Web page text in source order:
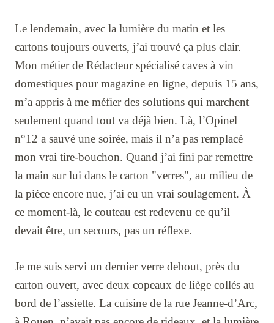
Le lendemain, avec la lumière du matin et les
cartons toujours ouverts, j’ai trouvé ça plus clair.
Mon métier de Rédacteur spécialisé caves à vin
domestiques pour magazine en ligne, depuis 15 ans,
m’a appris à me méfier des solutions qui marchent
seulement quand tout va déjà bien. Là, l’Opinel
n°12 a sauvé une soirée, mais il n’a pas remplacé
mon vrai tire-bouchon. Quand j’ai fini par remettre
la main sur lui dans le carton "verres", au milieu de
la pièce encore nue, j’ai eu un vrai soulagement. À
ce moment-là, le couteau est redevenu ce qu’il
devait être, un secours, pas un réflexe.
Je me suis servi un dernier verre debout, près du
carton ouvert, avec deux copeaux de liège collés au
bord de l’assiette. La cuisine de la rue Jeanne-d’Arc,